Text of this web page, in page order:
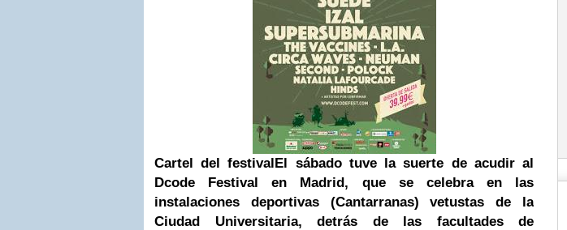
Cartel del festivalEl sábado tuve la suerte de acudir al
Dcode Festival en Madrid, que se celebra en las
instalaciones deportivas (Cantarranas) vetustas de la
Ciudad Universitaria, detrás de las facultades de